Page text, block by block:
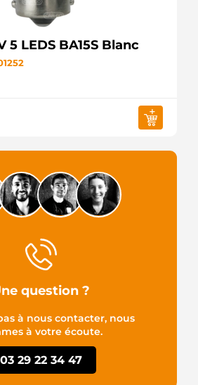
5 LEDS BA15S Blanc
question ?
à nous contacter, nous
à votre écoute.
03 29 22 34 47